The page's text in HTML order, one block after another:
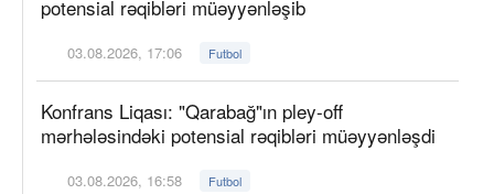
potensial rəqibləri müəyyənləşib
03.08.2026, 17:06 Futbol
Konfrans Liqası: "Qarabağ"ın pley-off
mərhələsindəki potensial rəqibləri müəyyənləşdi
03.08.2026, 16:58 Futbol